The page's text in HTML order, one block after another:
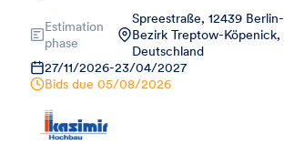
Estimation
phase
Spreestraße, 12439 Berlin-
Bezirk Treptow-Köpenick,
Deutschland
27/11/2026-23/04/2027
Bids due 05/08/2026